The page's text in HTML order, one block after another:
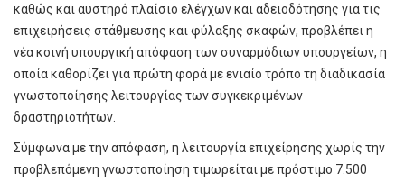
καθώς και αυστηρό πλαίσιο ελέγχων και αδειοδότησης για τις
επιχειρήσεις στάθμευσης και φύλαξης σκαφών, προβλέπει η
νέα κοινή υπουργική απόφαση των συναρμόδιων υπουργείων, η
οποία καθορίζει για πρώτη φορά με ενιαίο τρόπο τη διαδικασία
γνωστοποίησης λειτουργίας των συγκεκριμένων
δραστηριοτήτων.
Σύμφωνα με την απόφαση, η λειτουργία επιχείρησης χωρίς την
προβλεπόμενη γνωστοποίηση τιμωρείται με πρόστιμο 7.500